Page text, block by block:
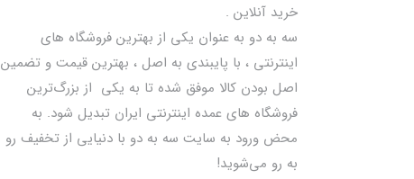
خرید آنلاین .
سه به دو به عنوان یکی از بهترين فروشگاه های
اینترنتی ، با پایبندی به اصل ، بهترين قيمت و تضمین
اصل‌ بودن کالا موفق شده تا به يكي از بزرگ‌ترين
فروشگاه هاي عمده اینترنتی ایران تبدیل شود. به
محض ورود به سایت سه به دو با دنیایی از تخفيف رو
به رو می‌شوید!